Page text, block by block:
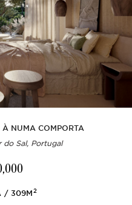
NUMA COMPORTA
do Sal, Portugal
309M2